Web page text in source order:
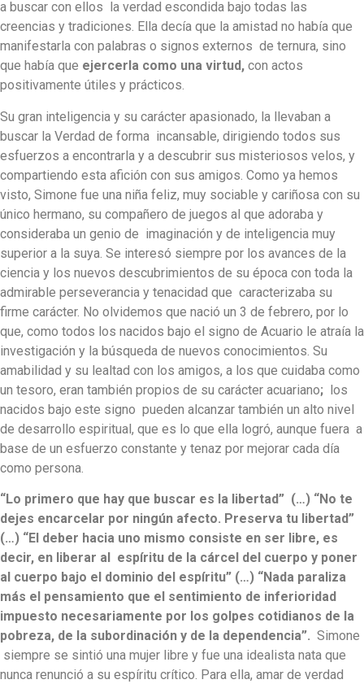
a buscar con ellos la verdad escondida bajo todas las
creencias y tradiciones. Ella decía que la amistad no había que
manifestarla con palabras o signos externos de ternura, sino
que había que ejercerla como una virtud, con actos
positivamente útiles y prácticos.
Su gran inteligencia y su carácter apasionado, la llevaban a
buscar la Verdad de forma incansable, dirigiendo todos sus
esfuerzos a encontrarla y a descubrir sus misteriosos velos, y
compartiendo esta afición con sus amigos. Como ya hemos
visto, Simone fue una niña feliz, muy sociable y cariñosa con su
único hermano, su compañero de juegos al que adoraba y
consideraba un genio de imaginación y de inteligencia muy
superior a la suya. Se interesó siempre por los avances de la
ciencia y los nuevos descubrimientos de su época con toda la
admirable perseverancia y tenacidad que caracterizaba su
firme carácter. No olvidemos que nació un 3 de febrero, por lo
que, como todos los nacidos bajo el signo de Acuario le atraía la
investigación y la búsqueda de nuevos conocimientos. Su
amabilidad y su lealtad con los amigos, a los que cuidaba como
un tesoro, eran también propios de su carácter acuariano; los
nacidos bajo este signo pueden alcanzar también un alto nivel
de desarrollo espiritual, que es lo que ella logró, aunque fuera a
base de un esfuerzo constante y tenaz por mejorar cada día
como persona.
“Lo primero que hay que buscar es la libertad” (…) “No te
dejes encarcelar por ningún afecto. Preserva tu libertad”
(…) “El deber hacia uno mismo consiste en ser libre, es
decir, en liberar al espíritu de la cárcel del cuerpo y poner
al cuerpo bajo el dominio del espíritu” (…) “Nada paraliza
más el pensamiento que el sentimiento de inferioridad
impuesto necesariamente por los golpes cotidianos de la
pobreza, de la subordinación y de la dependencia”. Simone
siempre se sintió una mujer libre y fue una idealista nata que
nunca renunció a su espíritu crítico. Para ella, amar de verdad